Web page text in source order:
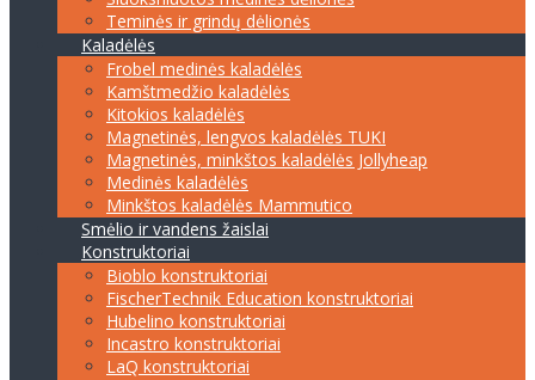
Teminės ir grindų dėlionės
Kaladėlės
Frobel medinės kaladėlės
Kamštmedžio kaladėlės
Kitokios kaladėlės
Magnetinės, lengvos kaladėlės TUKI
Magnetinės, minkštos kaladėlės Jollyheap
Medinės kaladėlės
Minkštos kaladėlės Mammutico
Smėlio ir vandens žaislai
Konstruktoriai
Bioblo konstruktoriai
FischerTechnik Education konstruktoriai
Hubelino konstruktoriai
Incastro konstruktoriai
LaQ konstruktoriai